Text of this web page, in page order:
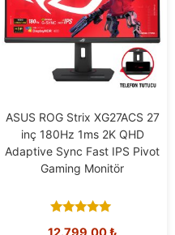
ASUS ROG Strix XG27ACS 27
inç 180Hz 1ms 2K QHD
Adaptive Sync Fast IPS Pivot
Gaming Monitör